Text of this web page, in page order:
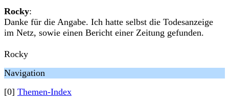
Rocky:
Danke für die Angabe. Ich hatte selbst die Todesanzeige
im Netz, sowie einen Bericht einer Zeitung gefunden.
Rocky
Navigation
[0] Themen-Index